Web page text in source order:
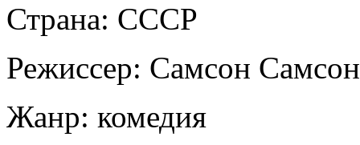
Страна: СССР
Режиссер: Самсон
Жанр: комедия